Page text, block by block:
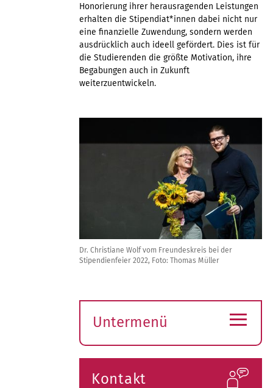
Honorierung ihrer herausragenden Leistungen
erhalten die Stipendiat*innen dabei nicht nur
eine finanzielle Zuwendung, sondern werden
ausdrücklich auch ideell gefördert. Dies ist für
die Studierenden die größte Motivation, ihre
Begabungen auch in Zukunft
weiterzuentwickeln.
Dr. Christiane Wolf vom Freundeskreis bei der
Stipendienfeier 2022, Foto: Thomas Müller
Untermenü
öffnen
≡
Kontakt